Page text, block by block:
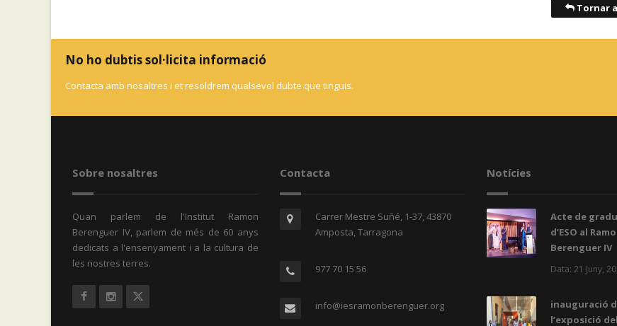
Tornar
No ho dubtis sol·licita informació
Contacta amb nosaltres i et resoldrem qualsevol dubte que tinguis.
Sobre nosaltres
Quan parlem de l'Institut Ramon
Berenguer IV, parlem de més de 60 anys
dedicats a l'ensenyament i a la cultura de
les nostres terres.
Contacta
Carrer Mestre Suñé, 1-37, 43870
Amposta, Tarragona
977 70 15 56
info@iesramonberenguer.org
Notícies
Acte de
d’ESO al
Berenguer IV
Data: 21 Juny,
inauguració
l’exposició